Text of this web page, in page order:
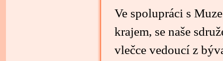
Ve spolupráci s
krajem, se naše
vlečce vedoucí z